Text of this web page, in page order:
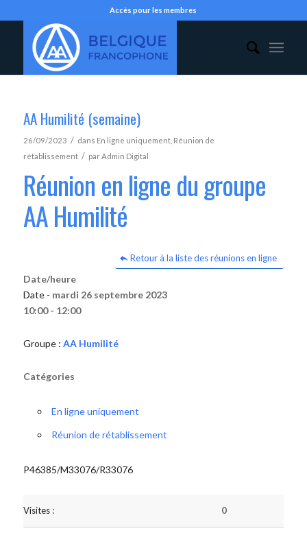
Accès pour les membres
AA Humilité (semaine)
26/09/2023 / dans En ligne uniquement, Réunion de
rétablissement / parAdmin Digital
Réunion en ligne du groupe
AA Humilité
Retour à la liste des réunions en ligne
Date/heure
Date - mardi 26 septembre 2023
10:00 - 12:00
Groupe : AA Humilité
Catégories
En ligne uniquement
Réunion de rétablissement
P46385/M33076/R33076
Visites : 0